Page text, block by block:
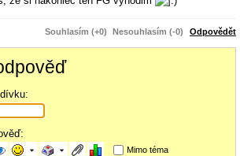
Souhlasím (+0) Nesouhlasím (-0) Odpovědět
Mimo téma